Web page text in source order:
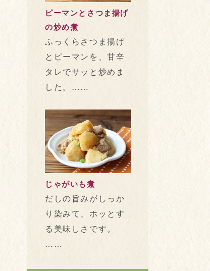
ピーマンとさつま揚げ
の炒め煮
ふっくらさつま揚げ
とピーマンを、甘辛
タレでサッと炒めま
した。……
じゃがいも煮
だしの旨みがしっか
り染みて、ホッとす
る美味しさです。
……